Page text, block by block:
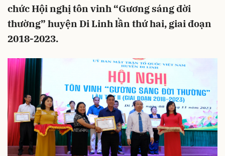
chức Hội nghị tôn vinh “Gương sáng đời
thường” huyện Di Linh lần thứ hai, giai đoạn
2018-2023.
Hủy